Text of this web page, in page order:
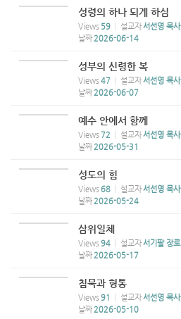
성령의 하나 되게 하심
Views 59 설교자서선영 목사
날짜 2026-06-14
성부의 신령한 복
Views 47 설교자서선영 목사
날짜 2026-06-07
예수 안에서 함께
Views 72 설교자서선영 목사
날짜 2026-05-31
성도의 힘
Views 68 설교자서선영 목사
날짜 2026-05-24
삼위일체
Views 94 설교자서기팔 장로
날짜 2026-05-17
침묵과 형통
Views 91 설교자서선영 목사
날짜 2026-05-10